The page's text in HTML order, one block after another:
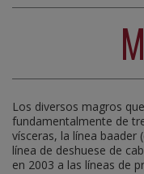
Los diversos magros
fundamentalmente de
vísceras, la línea baader
línea de deshuese de
en 2003 a las líneas de